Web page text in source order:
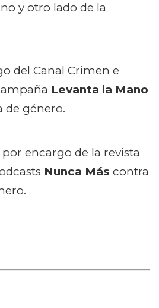
y otro lado de la
del Canal Crimen e
Levanta la Mano
de género.
encargo de la revista
Nunca Más contra